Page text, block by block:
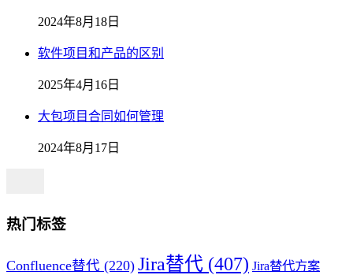
2024年8月18日
软件项目和产品的区别
2025年4月16日
大包项目合同如何管理
2024年8月17日
热门标签
Confluence替代 (220) Jira替代 (407) Jira替代方案